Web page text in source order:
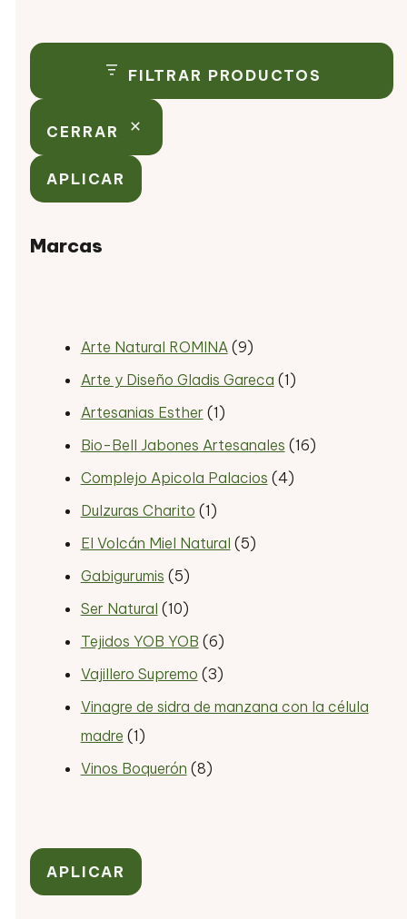
FILTRAR PRODUCTOS
CERRAR
APLICAR
Marcas
Arte Natural ROMINA (9)
Arte y Diseño Gladis Gareca (1)
Artesanias Esther (1)
Bio-Bell Jabones Artesanales (16)
Complejo Apicola Palacios (4)
Dulzuras Charito (1)
El Volcán Miel Natural (5)
Gabigurumis (5)
Ser Natural (10)
Tejidos YOB YOB (6)
Vajillero Supremo (3)
Vinagre de sidra de manzana con la célula
madre (1)
Vinos Boquerón (8)
APLICAR